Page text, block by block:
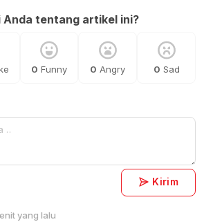
Anda tentang artikel ini?
0 Funny 0 Angry 0 Sad
Kirim
yang lalu